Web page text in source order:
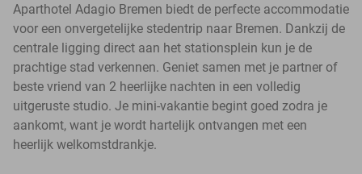
Aparthotel Adagio Bremen biedt de perfecte accommodatie
voor een onvergetelijke stedentrip naar Bremen. Dankzij de
centrale ligging direct aan het stationsplein kun je de
prachtige stad verkennen. Geniet samen met je partner of
beste vriend van 2 heerlijke nachten in een volledig
uitgeruste studio. Je mini-vakantie begint goed zodra je
aankomt, want je wordt hartelijk ontvangen met een
heerlijk welkomstdrankje.